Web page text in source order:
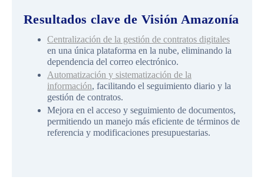
Resultados clave de Visión Amazonía
Centralización de la gestión de contratos digitales
en una única plataforma en la nube, eliminando la
dependencia del correo electrónico.
Automatización y sistematización de la
información, facilitando el seguimiento diario y la
gestión de contratos.
Mejora en el acceso y seguimiento de documentos,
permitiendo un manejo más eficiente de términos de
referencia y modificaciones presupuestarias.